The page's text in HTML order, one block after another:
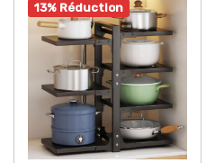
13% Réduction